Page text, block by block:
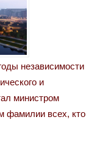
независимости
и
министром
фамилии всех, кто